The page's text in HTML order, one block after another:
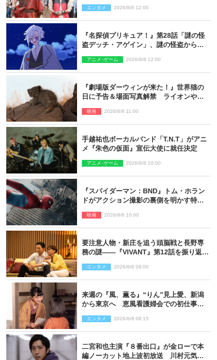
エンタメ 2026/8/8 12:00
『名探偵プリキュア！』第28話「謎の怪
盗デッチ・アゲイン」、謎の怪盗から不
アニメ･ゲーム 2026/8/8 12:00
『劇場版ダーウィンが来た！』世界猫の
日に予告＆場面写真解禁 ライオンやマ
映画 2026/8/8 11:00
手越祐也ボーカルバンド「T.N.T」がアニ
メ『朱色の仮面』宣伝大使に就任決定
アニメ･ゲーム 2026/8/8 10:00
『スパイダーマン：BND』トム・ホラン
ドがアクション撮影の裏側を明かす特別
映画 2026/8/8 10:00
要注意人物・新庄を追う頭脳戦と長野専
務の謎――『VIVANT』第12話を振り返
エンタメ 2026/8/8 09:00
来週の『風、薫る』“りん”見上愛、新潟
から東京へ 恵風看護婦会での初仕事に
エンタメ 2026/8/8 08:15
二宮和也主演『８番出口』が金ローで本
編ノーカット地上波初放送 川村元気監